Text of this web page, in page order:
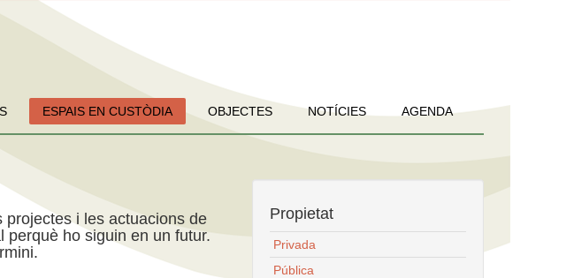
ESPAIS EN CUSTÒDIA OBJECTES NOTÍCIES AGENDA
i les actuacions de
ho siguin en un futur.
Propietat
Privada
Pública